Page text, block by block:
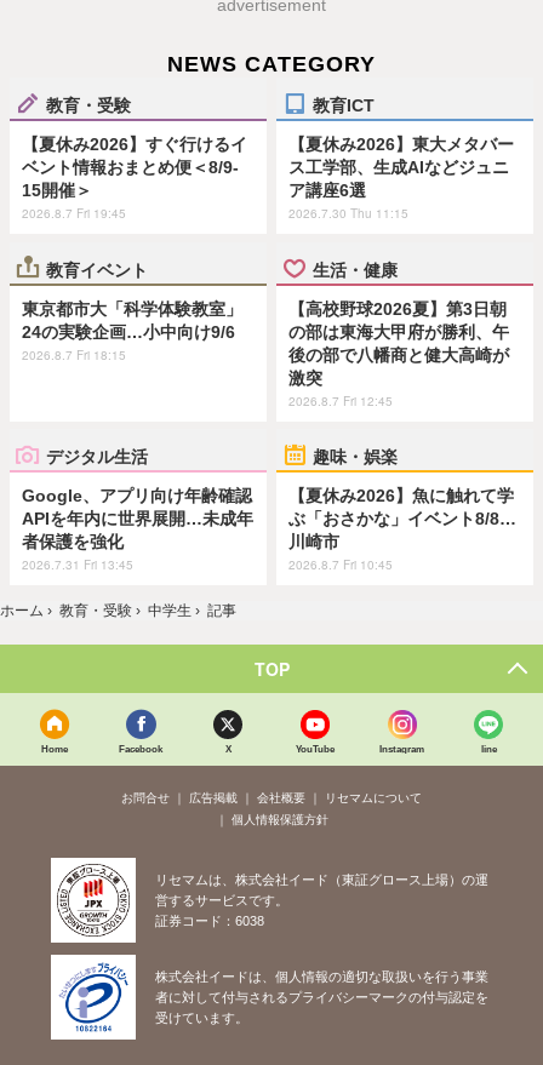
advertisement
NEWS CATEGORY
教育・受験
【夏休み2026】すぐ行けるイ
ベント情報おまとめ便＜8/9-
15開催＞
2026.8.7 Fri 19:45
教育ICT
【夏休み2026】東大メタバー
ス工学部、生成AIなどジュニ
ア講座6選
2026.7.30 Thu 11:15
教育イベント
東京都市大「科学体験教室」
24の実験企画…小中向け9/6
2026.8.7 Fri 18:15
生活・健康
【高校野球2026夏】第3日朝
の部は東海大甲府が勝利、午
後の部で八幡商と健大高崎が
激突
2026.8.7 Fri 12:45
デジタル生活
Google、アプリ向け年齢確認
APIを年内に世界展開…未成年
者保護を強化
2026.7.31 Fri 13:45
趣味・娯楽
【夏休み2026】魚に触れて学
ぶ「おさかな」イベント8/8…
川崎市
2026.8.7 Fri 10:45
ホーム › 教育・受験 › 中学生 › 記事
TOP
Home Facebook X YouTube Instagram line
お問合せ 広告掲載 会社概要
リセマムについて
個人情報保護方針
リセマムは、株式会社イード（東証グロース上場）の運
営するサービスです。
証券コード：6038
株式会社イードは、個人情報の適切な取扱いを行う事業
者に対して付与されるプライバシーマークの付与認定を
受けています。